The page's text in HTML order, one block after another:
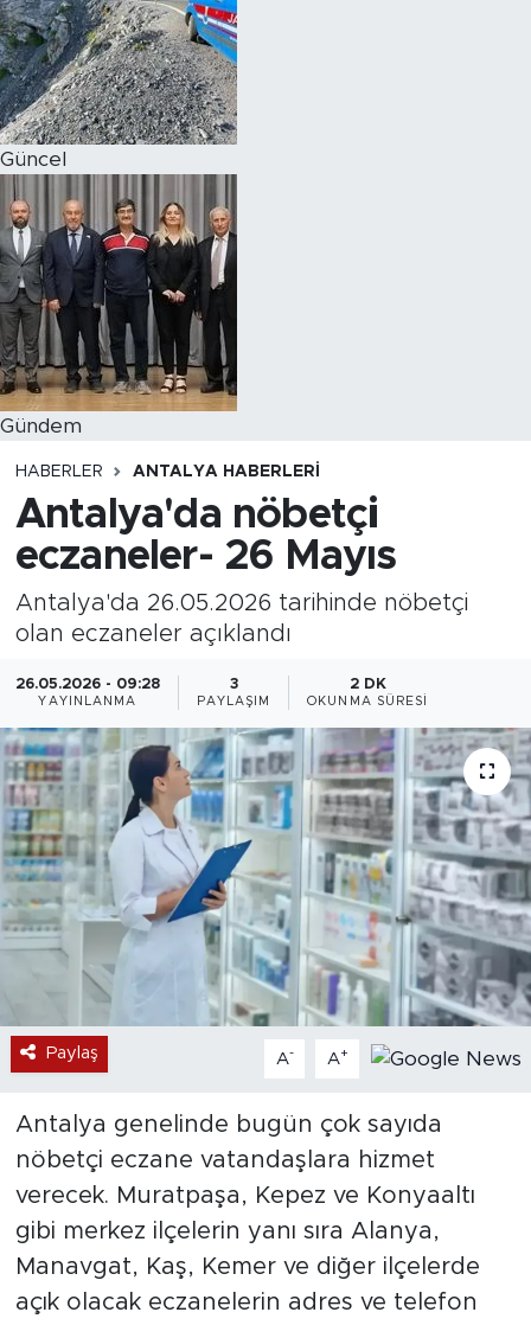
Güncel
Gündem
HABERLER ANTALYA HABERLERI
Antalya'da nöbetçi
eczaneler- 26 Mayıs
Antalya'da 26.05.2026 tarihinde nöbetçi
olan eczaneler açıklandı
26.05.2026 - 09:28
YAYINLANMA
3
PAYLAŞIM
2 DK
OKUNMA SÜRESI
Paylaş A- A+
Antalya genelinde bugün çok sayıda
nöbetçi eczane vatandaşlara hizmet
verecek. Muratpaşa, Kepez ve Konyaaltı
gibi merkez ilçelerin yanı sıra Alanya,
Manavgat, Kaş, Kemer ve diğer ilçelerde
açık olacak eczanelerin adres ve telefon
Magazin
Özel Haber
Politika
Resmi İlanlar
Sağlık
Spor
Turizm